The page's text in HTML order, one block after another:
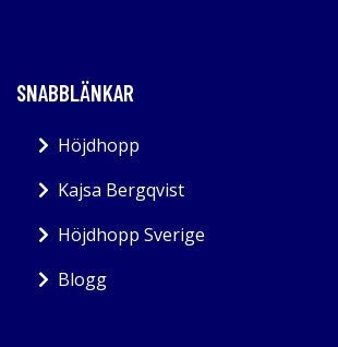
SNABBLÄNKAR
Höjdhopp
Kajsa Bergqvist
Höjdhopp Sverige
Blogg